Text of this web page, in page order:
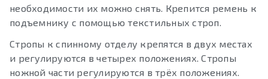
необходимости их можно снять. Крепится ремень к
подъемнику с помощью текстильных строп.
Стропы к спинному отделу крепятся в двух местах
и регулируются в четырех положениях. Стропы
ножной части регулируются в трёх положениях.